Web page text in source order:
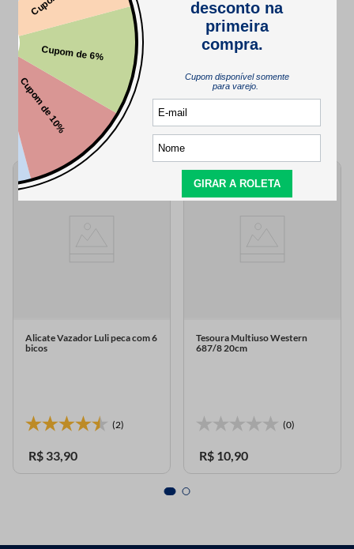
QUEM VIU,TAMBÉM VIU..
Alicate Vazador Luli peca com 6
bicos
(2)
R$ 33,90
Tesoura Multiuso Western
687/8 20cm
(0)
R$ 10,90